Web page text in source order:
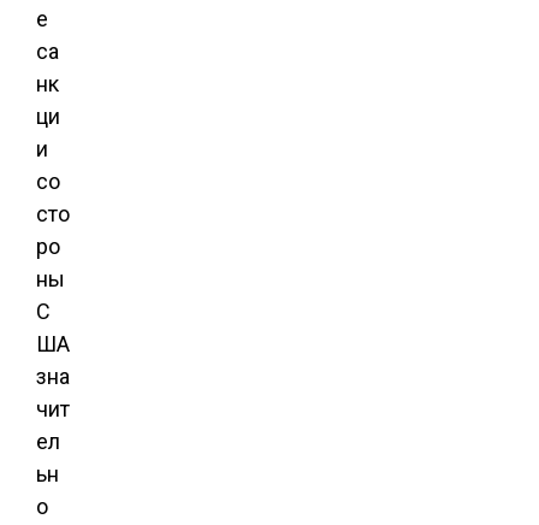
е
са
нк
ци
и
со
сто
ро
ны
С
ША
зна
чит
ел
ьн
о